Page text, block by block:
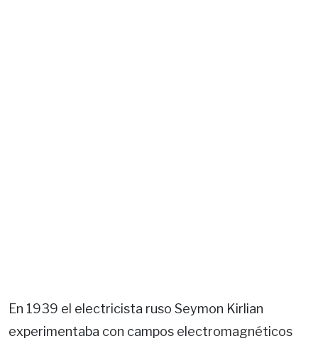
En 1939 el electricista ruso Seymon Kirlian
experimentaba con campos electromagnéticos